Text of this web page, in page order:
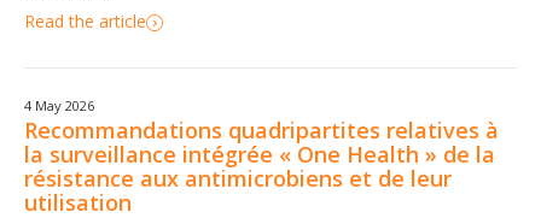
Read the article
4 May 2026
Recommandations quadripartites relatives à
la surveillance intégrée « One Health » de la
résistance aux antimicrobiens et de leur
utilisation